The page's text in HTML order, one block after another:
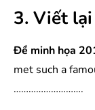
3. Viết lại
Đề minh họa
met such a
……………………….